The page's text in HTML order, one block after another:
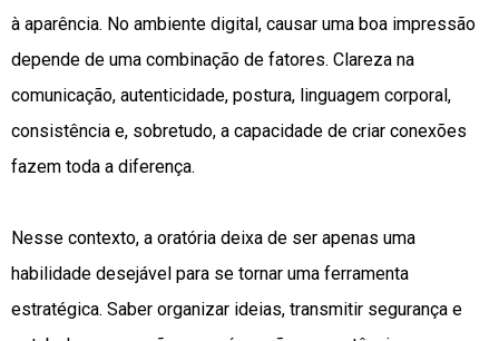
à aparência. No ambiente digital, causar uma boa impressão
depende de uma combinação de fatores. Clareza na
comunicação, autenticidade, postura, linguagem corporal,
consistência e, sobretudo, a capacidade de criar conexões
fazem toda a diferença.
Nesse contexto, a oratória deixa de ser apenas uma
habilidade desejável para se tornar uma ferramenta
estratégica. Saber organizar ideias, transmitir segurança e